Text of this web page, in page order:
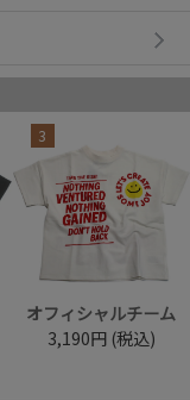
3
オフィシャルチーム
3,190円 (税込)